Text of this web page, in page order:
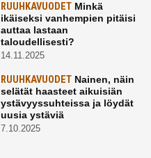
RUUHKAVUODETMinkä
ikäiseksi vanhempien pitäisi
auttaa lastaan
taloudellisesti?
14.11.2025
RUUHKAVUODETNainen, näin
selätät haasteet aikuisiän
ystävyyssuhteissa ja löydät
uusia ystäviä
7.10.2025